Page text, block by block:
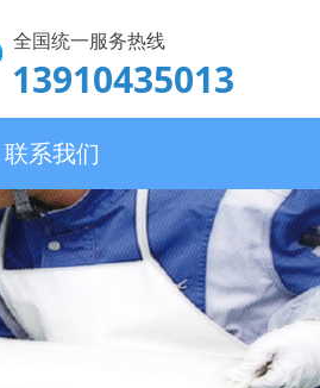
全国统一服务热线
13910435013
联系我们